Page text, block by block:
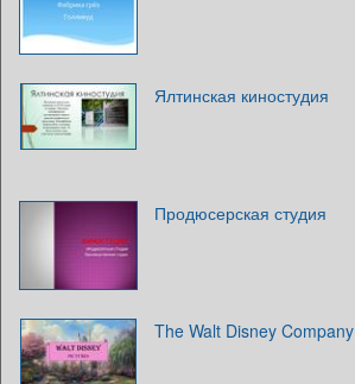
Ялтинская киностудия
Продюсерская студия
The Walt Disney Company